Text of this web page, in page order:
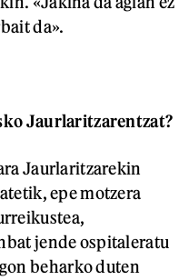
da».
Jaurlaritzarentzat?
Jaurlaritzarekin
epe motzera
jende ospitaleratu
beharko duten